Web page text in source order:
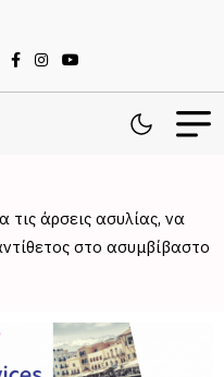
τις άρσεις ασυλίας, να
στο ασυμβίβαστο